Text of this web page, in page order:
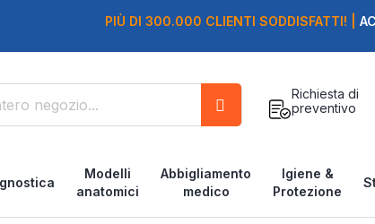
PIÙ DI 300.000 CLIENTI SODDISFATTI! |
Richiesta di
preventivo
Modelli
anatomici
Abbigliamento
medico
Igiene &
Protezione